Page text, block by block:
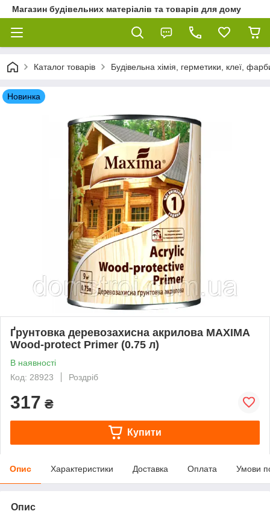
Магазин будівельних матеріалів та товарів для дому
Каталог товарів Будівельна хімія, герметики, клеї,
Новинка
Ґрунтовка деревозахисна акрилова MAXIMA
Wood-protect Primer (0.75 л)
В наявності
Код: 28923
Роздріб
317 ₴
Купити
Опис Характеристики Доставка Оплата Умови
Опис